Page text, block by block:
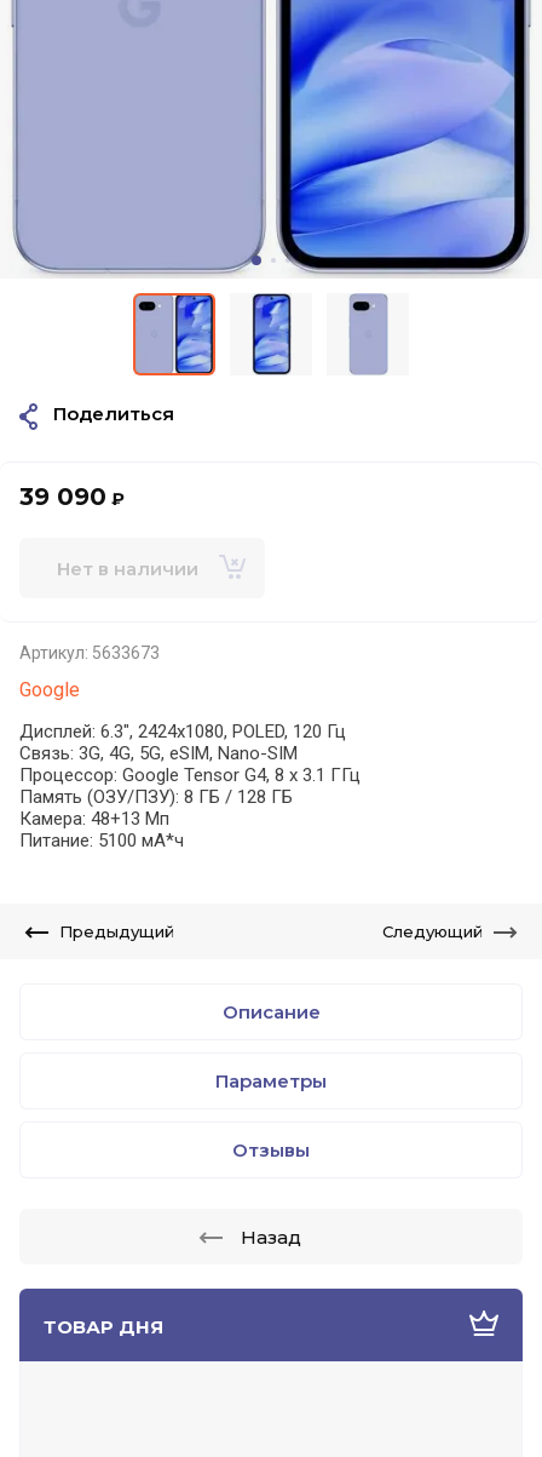
ТОВАР ДНЯ
39 090 ₽
Нет в наличии
Артикул: 5633673
Google
Дисплей: 6.3", 2424x1080, POLED, 120 Гц
Связь: 3G, 4G, 5G, eSIM, Nano-SIM
Процессор: Google Tensor G4, 8 x 3.1 ГГц
Память (ОЗУ/ПЗУ): 8 ГБ / 128 ГБ
Камера: 48+13 Мп
Питание: 5100 мА*ч
Поделиться
Предыдущий Следующий
Описание
Параметры
Отзывы
Назад